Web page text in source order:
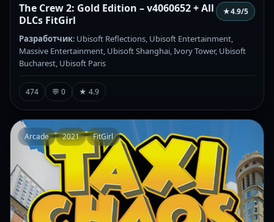
The Crew 2: Gold Edition – v4060652 + All
DLCs FitGirl
★4.9/5
Разработчик: Ubisoft Reflections, Ubisoft Entertainment,
Massive Entertainment, Ubisoft Shanghai, Ivory Tower, Ubisoft
Bucharest, Ubisoft Paris
474 💬 0 ★ 4.9
Arcade 2021 FitGirl